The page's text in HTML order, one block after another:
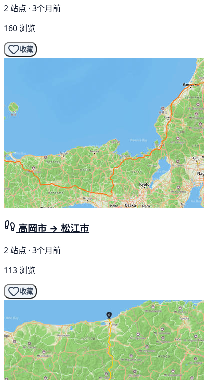
2 站点 · 3个月前
160 浏览
收藏
高岡市 → 松江市
2 站点 · 3个月前
113 浏览
收藏